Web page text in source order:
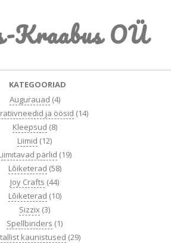
Kraabus OÜ
KATEGOORIAD
Augurauad (4)
ja öösid (14)
Kleepsud (8)
Liimid (12)
pärlid (19)
Lõiketerad (58)
Joy Crafts (44)
Lõiketerad (10)
Sizzix (3)
Spellbinders (1)
kaunistused (29)